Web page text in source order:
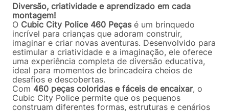
Diversão, criatividade e aprendizado em cada
montagem!
O Cubic City Police 460 Peçasé um brinquedo
incrível para crianças que adoram construir,
imaginar e criar novas aventuras. Desenvolvido para
estimular a criatividade e a imaginação, ele oferece
uma experiência completa de diversão educativa,
ideal para momentos de brincadeira cheios de
desafios e descobertas.
Com 460 peças coloridas e fáceis de encaixar, o
Cubic City Police permite que os pequenos
construam diferentes formas, estruturas e cenários